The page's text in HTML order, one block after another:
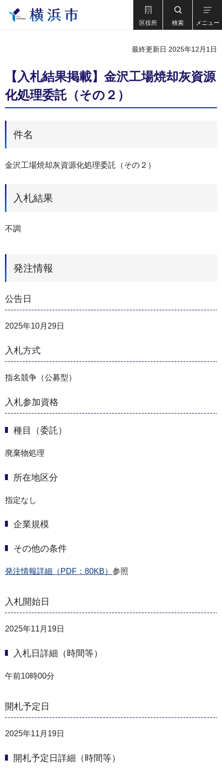
区役所 検索 メニュー
最終更新日 2025年12月1日
【入札結果掲載】金沢工場焼却灰資源
化処理委託（その２）
件名
金沢工場焼却灰資源化処理委託（その２）
入札結果
不調
発注情報
公告日
2025年10月29日
入札方式
指名競争（公募型）
入札参加資格
種目（委託）
廃棄物処理
所在地区分
指定なし
企業規模
その他の条件
発注情報詳細（PDF：80KB） 参照
入札開始日
2025年11月19日
入札日詳細（時間等）
午前10時00分
開札予定日
2025年11月19日
開札予定日詳細（時間等）